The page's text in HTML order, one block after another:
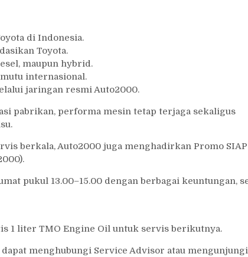
di Indonesia.
Toyota.
maupun hybrid.
internasional.
jaringan resmi Auto2000.
pabrikan, performa mesin tetap terjaga sekaligus
berkala, Auto2000 juga menghadirkan Promo SIAP
pukul 13.00–15.00 dengan berbagai keuntungan,
1 liter TMO Engine Oil untuk servis berikutnya.
menghubungi Service Advisor atau mengunjungi